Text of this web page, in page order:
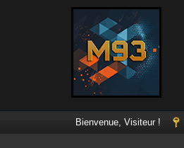
Bienvenue, Visiteur !